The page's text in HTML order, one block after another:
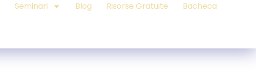
Seminari Blog Risorse Gratuite Bacheca